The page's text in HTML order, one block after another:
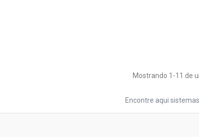
Mostrando 1-11 de
Encontre aqui